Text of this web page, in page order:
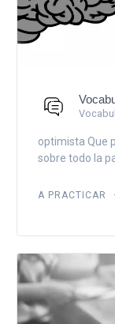
optimista Que
sobre todo la
A PRACTICAR